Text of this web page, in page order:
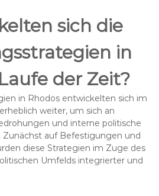
sich die
in
der Zeit?
in Rhodos entwickelten sich im
weiter, um sich an
und interne politische
Zunächst auf Befestigungen und
diese Strategien im Zuge des
Umfelds integrierter und